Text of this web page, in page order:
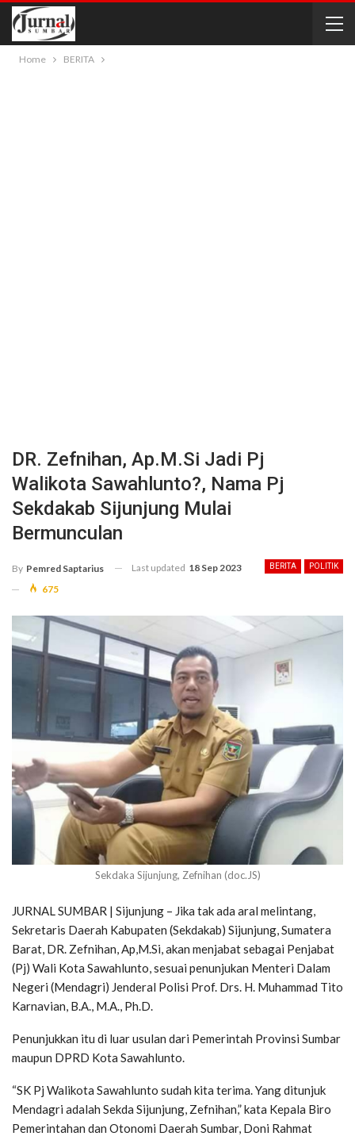
Home BERITA
DR. Zefnihan, Ap.M.Si Jadi Pj
Walikota Sawahlunto?, Nama Pj
Sekdakab Sijunjung Mulai
Bermunculan
BERITA POLITIK
By Pemred Saptarius Last updated 18 Sep 2023
675
Sekdaka Sijunjung, Zefnihan (doc.JS)
JURNAL SUMBAR | Sijunjung – Jika tak ada aral melintang,
Sekretaris Daerah Kabupaten (Sekdakab) Sijunjung, Sumatera
Barat, DR. Zefnihan, Ap,M.Si, akan menjabat sebagai Penjabat
(Pj) Wali Kota Sawahlunto, sesuai penunjukan Menteri Dalam
Negeri (Mendagri) Jenderal Polisi Prof. Drs. H. Muhammad Tito
Karnavian, B.A., M.A., Ph.D.
Penunjukkan itu di luar usulan dari Pemerintah Provinsi Sumbar
maupun DPRD Kota Sawahlunto.
“SK Pj Walikota Sawahlunto sudah kita terima. Yang ditunjuk
Mendagri adalah Sekda Sijunjung, Zefnihan,” kata Kepala Biro
Pemerintahan dan Otonomi Daerah Sumbar, Doni Rahmat